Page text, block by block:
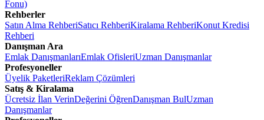
Fonu)
Rehberler
Satın Alma RehberiSatıcı RehberiKiralama RehberiKonut Kredisi
Rehberi
Danışman Ara
Emlak DanışmanlarıEmlak OfisleriUzman Danışmanlar
Profesyoneller
Üyelik PaketleriReklam Çözümleri
Satış & Kiralama
Ücretsiz İlan VerinDeğerini ÖğrenDanışman BulUzman
Danışmanlar